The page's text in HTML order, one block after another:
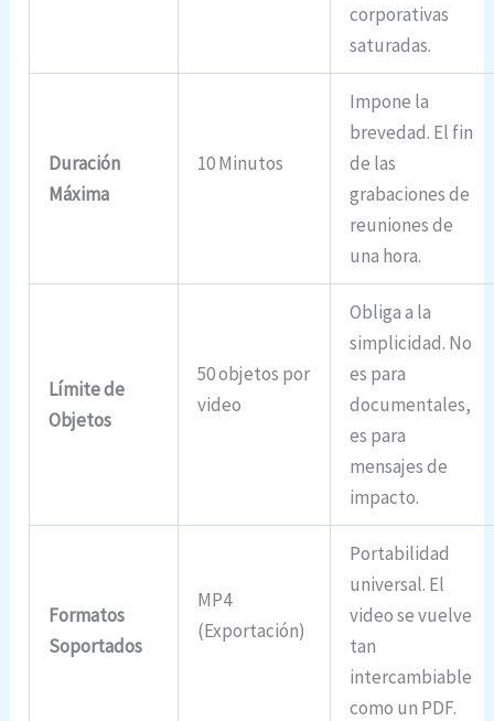
corporativas
saturadas.
Duración
Máxima
10 Minutos
Impone la
brevedad. El fin
de las
grabaciones de
reuniones de
una hora.
Límite de
Objetos
50 objetos por
video
Obliga a la
simplicidad. No
es para
documentales,
es para
mensajes de
impacto.
Formatos
Soportados
MP4
(Exportación)
Portabilidad
universal. El
video se vuelve
tan
intercambiable
como un PDF.